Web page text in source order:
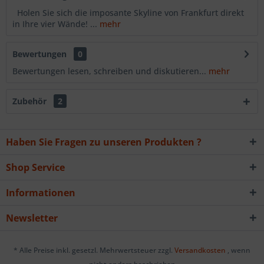
Holen Sie sich die imposante Skyline von Frankfurt direkt
in Ihre vier Wände! ... mehr
Bewertungen
0
Bewertungen lesen, schreiben und diskutieren... mehr
Zubehör 2
Haben Sie Fragen zu unseren Produkten ?
Shop Service
Informationen
Newsletter
* Alle Preise inkl. gesetzl. Mehrwertsteuer zzgl. Versandkosten , wenn